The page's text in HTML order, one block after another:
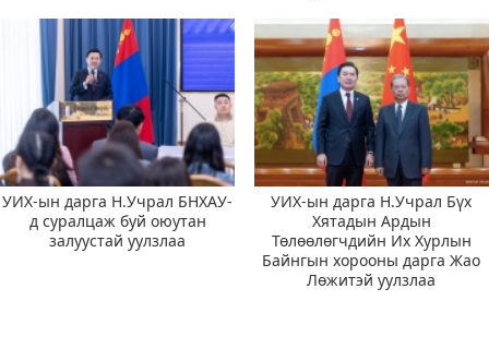
УИХ-ын дарга Н.Учрал БНХАУ-
д суралцаж буй оюутан
залуустай уулзлаа
УИХ-ын дарга Н.Учрал Бүх
Хятадын Ардын
Төлөөлөгчдийн Их Хурлын
Байнгын хорооны дарга Жао
Лөжитэй уулзлаа